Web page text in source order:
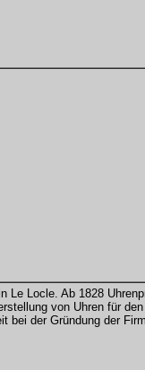
Le Locle. Ab 1828
von Uhren für
bei der Gründung der